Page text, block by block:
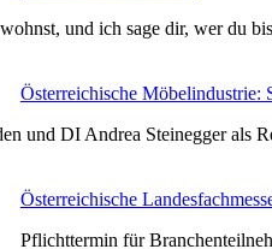
und ich sage dir, wer du
Österreichische Möbelindustrie:
und DI Andrea Steinegger als
Österreichische
Pflichttermin für